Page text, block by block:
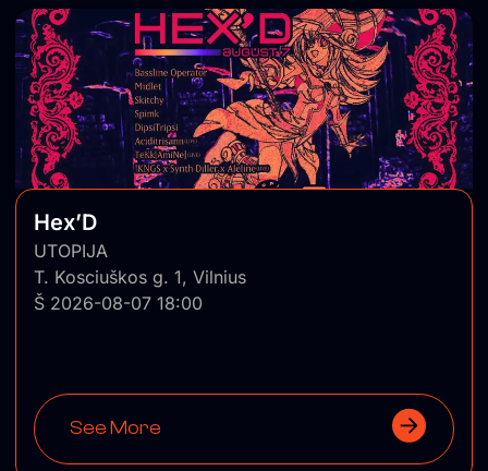
Hex’D
UTOPIJA
T. Kosciuškos g. 1, Vilnius
Š 2026-08-07 18:00
See More